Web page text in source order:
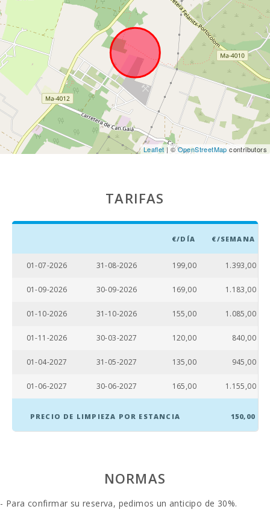
Cala Anguila (km): 18,4
Playa Cala Esmeralda (km): 9,9
Playa Cala Gran (km): 10,2
Playa Cala Serena (km): 9,2
Playa Cala Ferrera (km): 9,4
Playa Cala Sa Nau (km): 8,4
Cala Mondragó (km): 14,5
Playa Cala Murada (km): 9.6
8,7
4.9
4,4
58.6
12,8
4,4
Ferry - Puerto de Palma (km): 67.8
Estación de tren Intermodal de Palma (km):
Parada de autobuses (km):
Leaflet| ©OpenStreetMap contributors
TARIFAS
€/DÍA €/SEMANA
01-07-2026 31-08-2026 199,00 1.393,00
01-09-2026 30-09-2026 169,00 1.183,00
01-10-2026 31-10-2026 155,00 1.085,00
01-11-2026 30-03-2027 120,00 840,00
01-04-2027 31-05-2027 135,00 945,00
01-06-2027 30-06-2027 165,00 1.155,00
PRECIO DE LIMPIEZA POR ESTANCIA 150,00
NORMAS
- Para confirmar su reserva, pedimos un anticipo de 30%.